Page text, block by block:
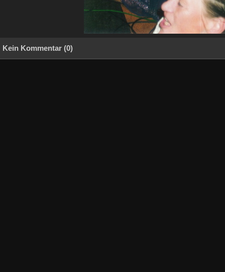
Kein Kommentar (0)